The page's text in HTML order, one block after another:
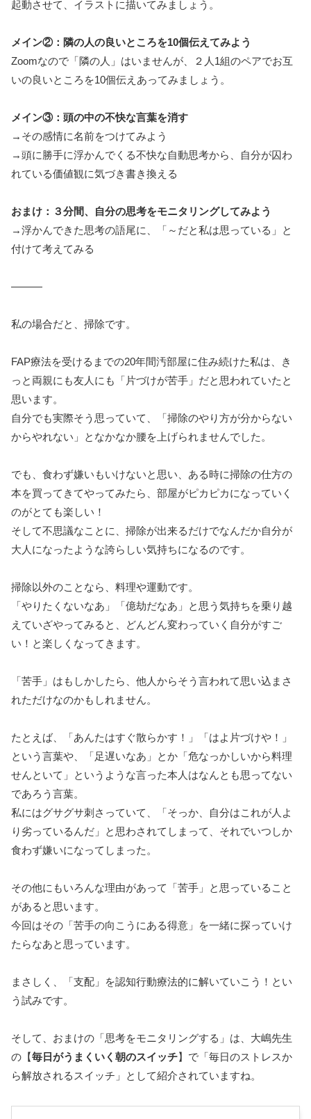
起動させて、イラストに描いてみましょう。
メイン②：隣の人の良いところを10個伝えてみよう
Zoomなので「隣の人」はいませんが、２人1組のペアでお互
いの良いところを10個伝えあってみましょう。
メイン③：頭の中の不快な言葉を消す
→その感情に名前をつけてみよう
→頭に勝手に浮かんでくる不快な自動思考から、自分が囚わ
れている価値観に気づき書き換える
おまけ：３分間、自分の思考をモニタリングしてみよう
→浮かんできた思考の語尾に、「～だと私は思っている」と
付けて考えてみる
―――
私の場合だと、掃除です。
FAP療法を受けるまでの20年間汚部屋に住み続けた私は、き
っと両親にも友人にも「片づけが苦手」だと思われていたと
思います。
自分でも実際そう思っていて、「掃除のやり方が分からない
からやれない」となかなか腰を上げられませんでした。
でも、食わず嫌いもいけないと思い、ある時に掃除の仕方の
本を買ってきてやってみたら、部屋がピカピカになっていく
のがとても楽しい！
そして不思議なことに、掃除が出来るだけでなんだか自分が
大人になったような誇らしい気持ちになるのです。
掃除以外のことなら、料理や運動です。
「やりたくないなあ」「億劫だなあ」と思う気持ちを乗り越
えていざやってみると、どんどん変わっていく自分がすご
い！と楽しくなってきます。
「苦手」はもしかしたら、他人からそう言われて思い込まさ
れただけなのかもしれません。
たとえば、「あんたはすぐ散らかす！」「はよ片づけや！」
という言葉や、「足遅いなあ」とか「危なっかしいから料理
せんといて」というような言った本人はなんとも思ってない
であろう言葉。
私にはグサグサ刺さっていて、「そっか、自分はこれが人よ
り劣っているんだ」と思わされてしまって、それでいつしか
食わず嫌いになってしまった。
その他にもいろんな理由があって「苦手」と思っていること
があると思います。
今回はその「苦手の向こうにある得意」を一緒に探っていけ
たらなあと思っています。
まさしく、「支配」を認知行動療法的に解いていこう！とい
う試みです。
そして、おまけの「思考をモニタリングする」は、大嶋先生
の【毎日がうまくいく朝のスイッチ】で「毎日のストレスか
ら解放されるスイッチ」として紹介されていますね。